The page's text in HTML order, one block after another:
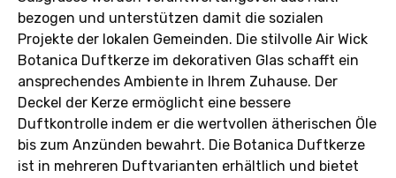
bezogen und unterstützen damit die sozialen
Projekte der lokalen Gemeinden. Die stilvolle Air Wick
Botanica Duftkerze im dekorativen Glas schafft ein
ansprechendes Ambiente in Ihrem Zuhause. Der
Deckel der Kerze ermöglicht eine bessere
Duftkontrolle indem er die wertvollen ätherischen Öle
bis zum Anzünden bewahrt. Die Botanica Duftkerze
ist in mehreren Duftvarianten erhältlich und bietet